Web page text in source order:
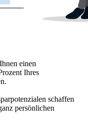
einen
Ihres
schaffen
persönlichen